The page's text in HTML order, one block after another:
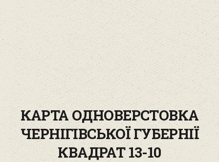
КАРТА ОДНОВЕРСТОВКА
ЧЕРНІГІВСЬКОЇ ГУБЕРНІЇ
КВАДРАТ 13-10